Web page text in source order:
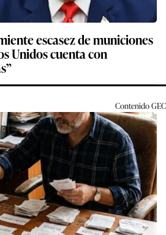
escasez de municiones
Unidos cuenta con
ContenidoGEC